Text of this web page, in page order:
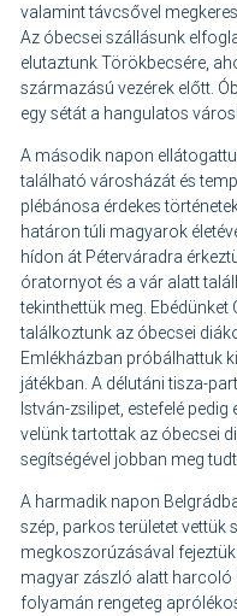
valamint távcsővel
Az óbecsei szállásunk
elutaztunk Törökbecsére,
származású vezérek előtt.
egy sétát a hangulatos
A második napon
található városházát és
plébánosa érdekes
határon túli magyarok
hídon át Péterváradra
óratornyot és a vár alatt
tekinthettük meg.
találkoztunk az óbecsei
Emlékházban próbálhattuk
játékban. A délutáni tisza-
István-zsilipet, estefelé
velünk tartottak az óbecsei
segítségével jobban meg
A harmadik napon
szép, parkos területet vettük
megkoszorúzásával
magyar zászló alatt harcoló
folyamán rengeteg